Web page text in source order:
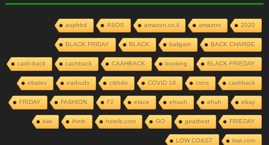
2020
amazon
amazon.co.il
ASOS
auphbd
BACK CHARGE
baligam
BLACK
BLACK FRIDAY
BLACK FRIEDAY
booking
CAAHBACK
cachback
cash-back
cashback
cons
COVID 19
ctkhdo
earbuds
ebates
ebay
ehuh
ehuuh
etace
F2
FASHION
FRIDAY
FRIEDAY
gearbest
GO
hotels.com
iherb
kiwi
kiwi.com
LOW COAST